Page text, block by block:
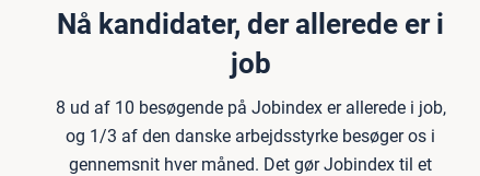
Nå kandidater, der allerede er i
job
8 ud af 10 besøgende på Jobindex er allerede i job,
og 1/3 af den danske arbejdsstyrke besøger os i
gennemsnit hver måned. Det gør Jobindex til et